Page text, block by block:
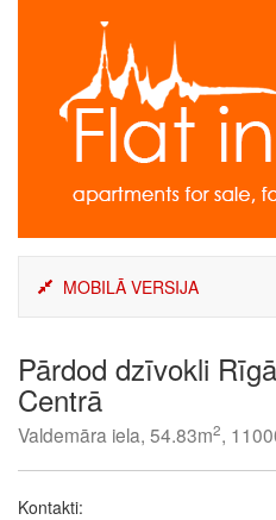
MOBILĀ VERSIJA
Pārdod dzīvokli
Centrā
Valdemāra iela, 54.83m2,
Kontakti: